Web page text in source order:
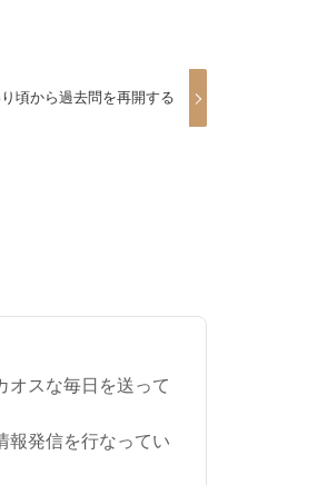
頃から過去問を再開する
オスな毎日を送って
報発信を行なってい